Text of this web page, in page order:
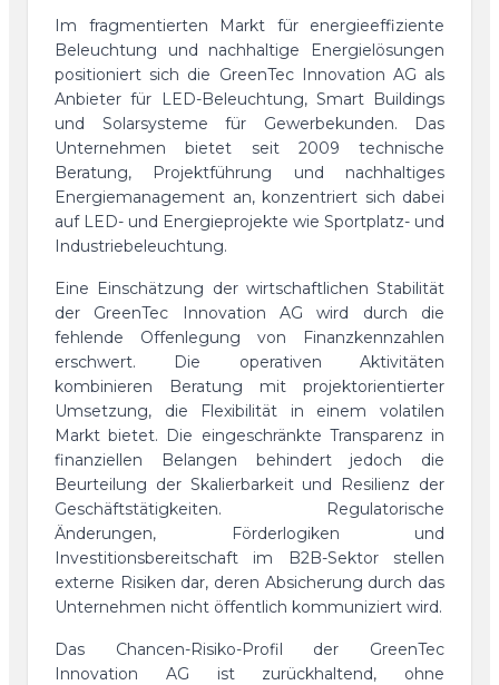
Im fragmentierten Markt für energieeffiziente
Beleuchtung und nachhaltige Energielösungen
positioniert sich die GreenTec Innovation AG als
Anbieter für LED-Beleuchtung, Smart Buildings
und Solarsysteme für Gewerbekunden. Das
Unternehmen bietet seit 2009 technische
Beratung, Projektführung und nachhaltiges
Energiemanagement an, konzentriert sich dabei
auf LED- und Energieprojekte wie Sportplatz- und
Industriebeleuchtung.
Eine Einschätzung der wirtschaftlichen Stabilität
der GreenTec Innovation AG wird durch die
fehlende Offenlegung von Finanzkennzahlen
erschwert. Die operativen Aktivitäten
kombinieren Beratung mit projektorientierter
Umsetzung, die Flexibilität in einem volatilen
Markt bietet. Die eingeschränkte Transparenz in
finanziellen Belangen behindert jedoch die
Beurteilung der Skalierbarkeit und Resilienz der
Geschäftstätigkeiten. Regulatorische
Änderungen, Förderlogiken und
Investitionsbereitschaft im B2B-Sektor stellen
externe Risiken dar, deren Absicherung durch das
Unternehmen nicht öffentlich kommuniziert wird.
Das Chancen-Risiko-Profil der GreenTec
Innovation AG ist zurückhaltend, ohne